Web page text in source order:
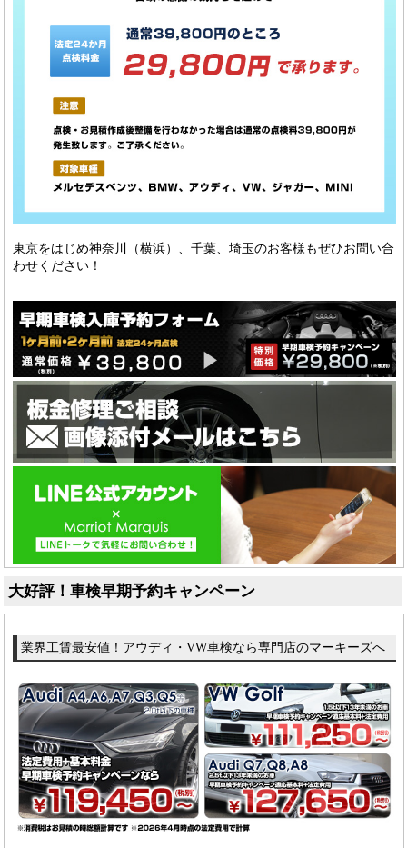
東京をはじめ神奈川（横浜）、千葉、埼玉のお客様もぜひお問い合
わせください！
大好評！車検早期予約キャンペーン
業界工賃最安値！アウディ・VW車検なら専門店のマーキーズへ